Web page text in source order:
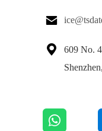


609 No.